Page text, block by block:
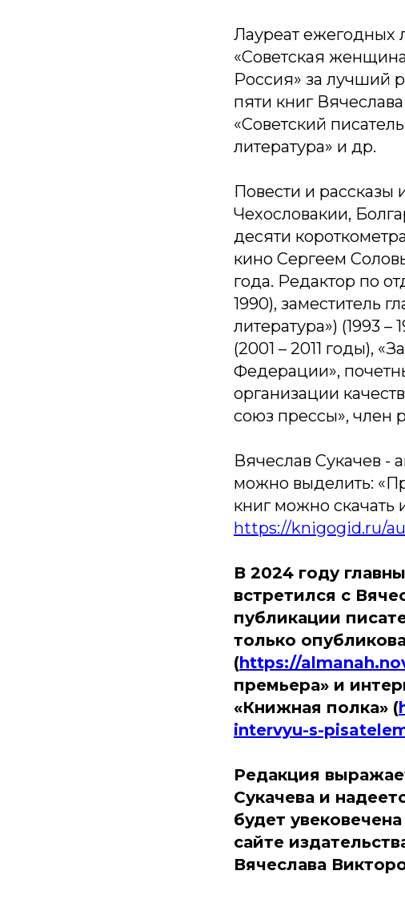
Лауреат ежегодных
«Советская
Россия» за лучший
пяти книг
«Советский
литература» и др.
Повести и рассказы
Чехословакии,
десяти
кино Сергеем
года. Редактор по
1990), заместитель
литература») (1993
(2001 – 2011 годы),
Федерации»,
организации
союз прессы», член
Вячеслав Сукачев -
можно выделить:
книг можно скачать
https://knigogid.ru/
В 2024 году
встретился с
публикации
только
(https://
премьера» и
«Книжная полка» (
intervyu-s-
Редакция
Сукачева и
будет
сайте
Вячеслава